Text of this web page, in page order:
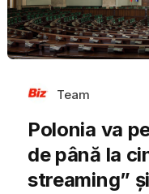
Team
Polonia va
de până la
streaming”